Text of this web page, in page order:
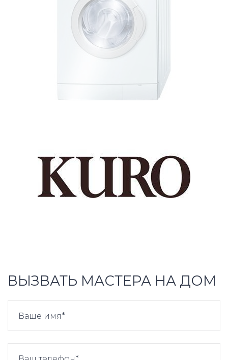
ВЫЗВАТЬ МАСТЕРА НА ДОМ